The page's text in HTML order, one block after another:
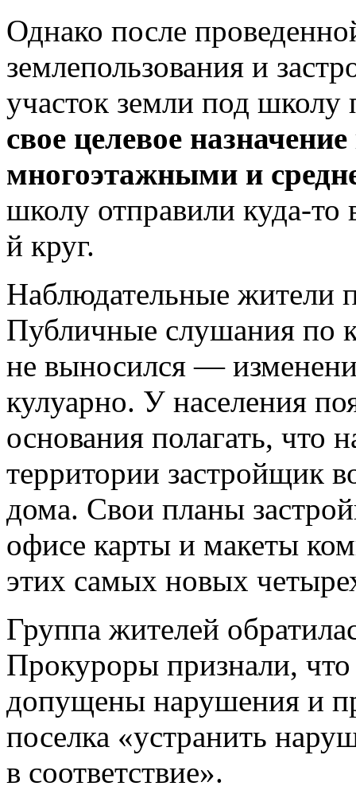
Однако после
землепользования и
участок земли под школу
свое целевое назначение
многоэтажными и
школу отправили куда-то
й круг.
Наблюдательные жители
Публичные слушания по
не выносился —
кулуарно. У населения
основания полагать, что
территории застройщик
дома. Свои планы
офисе карты и макеты
этих самых новых
Группа жителей
Прокуроры признали,
допущены нарушения и
поселка «устранить
в соответствие».